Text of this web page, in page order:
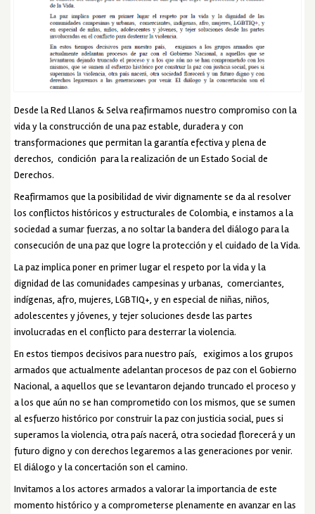
Desde la Red Llanos & Selva reafirmamos nuestro compromiso con la
vida y la construcción de una paz estable, duradera y con
transformaciones que permitan la garantía efectiva y plena de
derechos, condición para la realización de un Estado Social de
Derechos.
Reafirmamos que la posibilidad de vivir dignamente se da al resolver
los conflictos históricos y estructurales de Colombia, e instamos a la
sociedad a sumar fuerzas, a no soltar la bandera del diálogo para la
consecución de una paz que logre la protección y el cuidado de la Vida.
La paz implica poner en primer lugar el respeto por la vida y la
dignidad de las comunidades campesinas y urbanas, comerciantes,
indígenas, afro, mujeres, LGBTIQ+, y en especial de niñas, niños,
adolescentes y jóvenes, y tejer soluciones desde las partes
involucradas en el conflicto para desterrar la violencia.
En estos tiempos decisivos para nuestro país, exigimos a los grupos
armados que actualmente adelantan procesos de paz con el Gobierno
Nacional, a aquellos que se levantaron dejando truncado el proceso y
a los que aún no se han comprometido con los mismos, que se sumen
al esfuerzo histórico por construir la paz con justicia social, pues si
superamos la violencia, otra país nacerá, otra sociedad florecerá y un
futuro digno y con derechos legaremos a las generaciones por venir.
El diálogo y la concertación son el camino.
Invitamos a los actores armados a valorar la importancia de este
momento histórico y a comprometerse plenamente en avanzar en las